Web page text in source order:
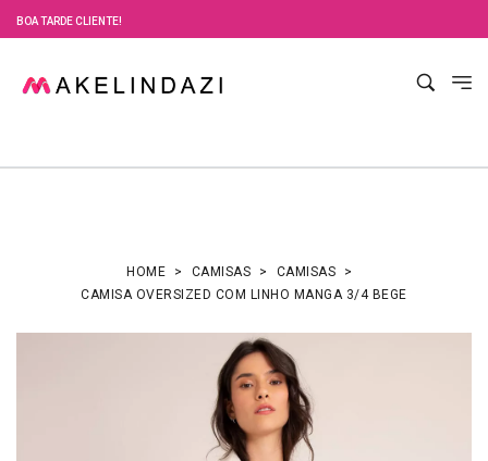
BOA TARDE CLIENTE!
HOME CAMISAS
CAMISAS
CAMISA OVERSIZED COM LINHO MANGA 3/4 BEGE